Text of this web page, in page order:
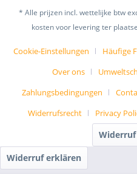
* Alle prijzen incl. wettelijke btw
kosten voor levering ter
Cookie-Einstellungen Häufige
Over ons
Zahlungsbedingungen
Widerrufsrecht
Privacy
Widerruf erklären